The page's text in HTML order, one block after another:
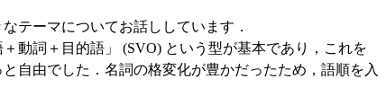
テーマについてお話ししています．
動詞＋目的語」 (SVO) という型が基本であり，これを
自由でした．名詞の格変化が豊かだったため，語順を入